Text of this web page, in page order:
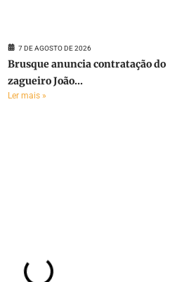
7 DE AGOSTO DE 2026
Brusque anuncia contratação do
zagueiro João...
Ler mais »